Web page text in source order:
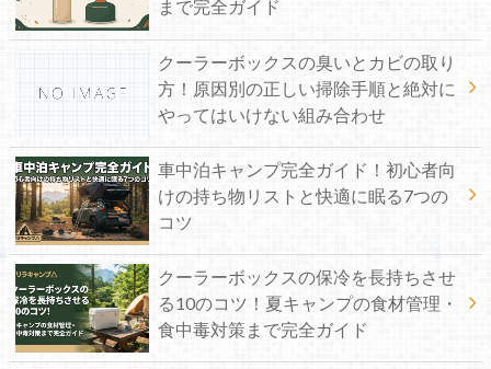
まで完全ガイド
クーラーボックスの臭いとカビの取り
方！原因別の正しい掃除手順と絶対に
やってはいけない組み合わせ
車中泊キャンプ完全ガイド！初心者向
けの持ち物リストと快適に眠る7つの
コツ
クーラーボックスの保冷を長持ちさせ
る10のコツ！夏キャンプの食材管理・
食中毒対策まで完全ガイド